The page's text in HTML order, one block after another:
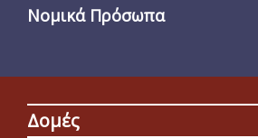
Νομικά Πρόσωπα
Δομές